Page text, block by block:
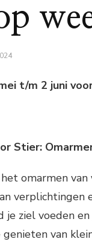
t/m 2 juni
Stier:
omarmen
ziel voeden
van